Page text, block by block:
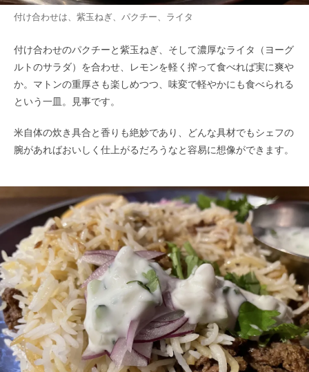
付け合わせは、紫玉ねぎ、パクチー、ライタ
付け合わせのパクチーと紫玉ねぎ、そして濃厚なライタ（ヨーグ
ルトのサラダ）を合わせ、レモンを軽く搾って食べれば実に爽や
か。マトンの重厚さも楽しめつつ、味変で軽やかにも食べられる
という一皿。見事です。
米自体の炊き具合と香りも絶妙であり、どんな具材でもシェフの
腕があればおいしく仕上がるだろうなと容易に想像ができます。